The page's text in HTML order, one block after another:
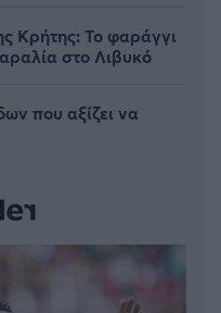
Κρήτης: Το φαράγγι
στο Λιβυκό
που αξίζει να